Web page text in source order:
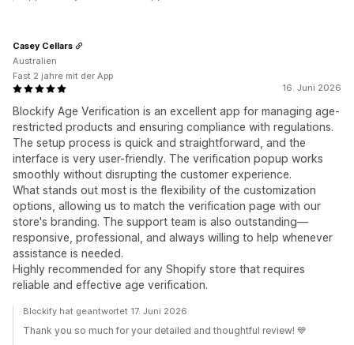
16. Juni 2026
Blockify Age Verification is an excellent app for managing age-
restricted products and ensuring compliance with regulations.
The setup process is quick and straightforward, and the
interface is very user-friendly. The verification popup works
smoothly without disrupting the customer experience.
What stands out most is the flexibility of the customization
options, allowing us to match the verification page with our
store's branding. The support team is also outstanding—
responsive, professional, and always willing to help whenever
assistance is needed.
Highly recommended for any Shopify store that requires
reliable and effective age verification.
Casey Cellars
Australien
Fast 2 jahre mit der App
Blockify hat geantwortet 17. Juni 2026
Thank you so much for your detailed and thoughtful review! 💙